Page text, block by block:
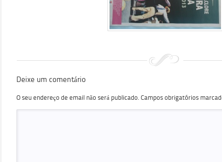
Deixe um comentário
O seu endereço de email não será publicado. Campos obrigatórios